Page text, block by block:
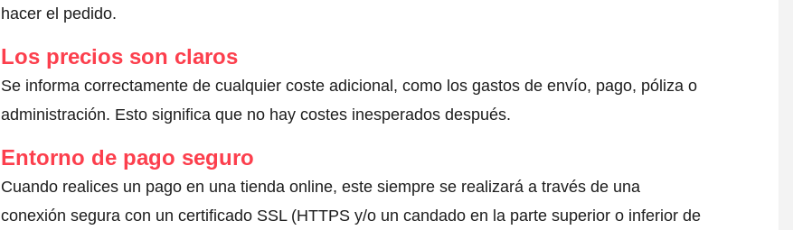
hacer el pedido.
Los precios son claros
Se informa correctamente de cualquier coste adicional, como los gastos de envío, pago, póliza o
administración. Esto significa que no hay costes inesperados después.
Entorno de pago seguro
Cuando realices un pago en una tienda online, este siempre se realizará a través de una
conexión segura con un certificado SSL (HTTPS y/o un candado en la parte superior o inferior de